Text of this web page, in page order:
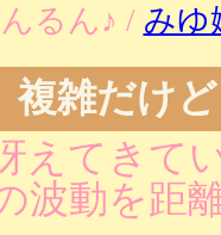
るん♪ / みゆ
雑だけ
えてきて
波動を距